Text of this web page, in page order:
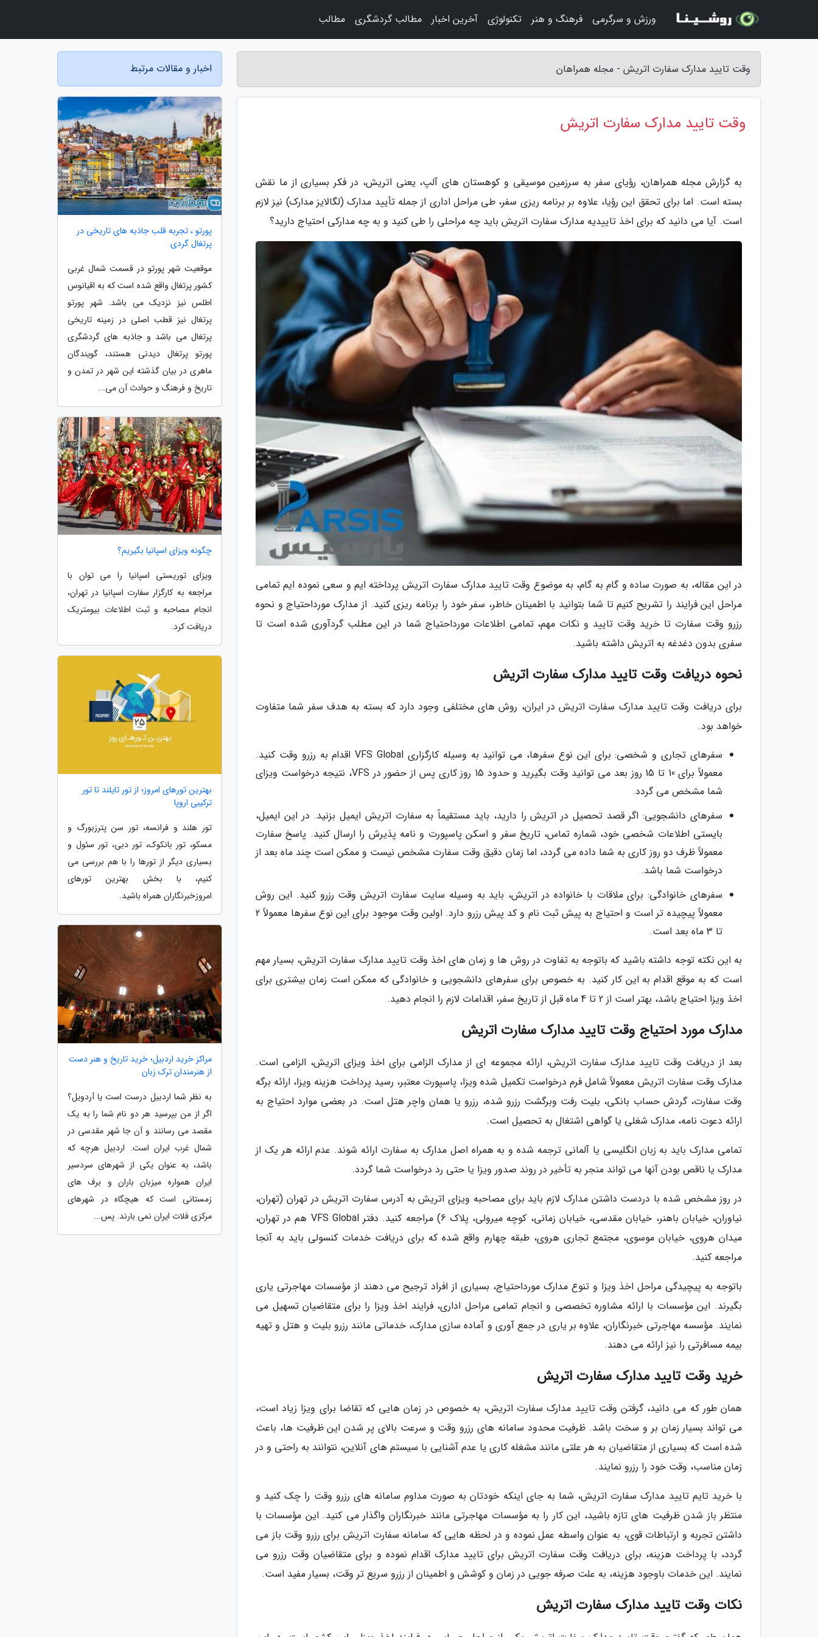
وقت تایید مدارک سفارت اتریش - مجله همراهان
وقت تایید مدارک سفارت اتریش
به گزارش مجله همراهان، رؤیای سفر به سرزمین موسیقی و کوهستان های آلپ، یعنی اتریش، در فکر بسیاری از ما نقش
بسته است. اما برای تحقق این رؤیا، علاوه بر برنامه ریزی سفر، طی مراحل اداری از جمله تأیید مدارک (لگالایز مدارک) نیز لازم
است. آیا می دانید که برای اخذ تاییدیه مدارک سفارت اتریش باید چه مراحلی را طی کنید و به چه مدارکی احتیاج دارید؟
در این مقاله، به صورت ساده و گام به گام، به موضوع وقت تایید مدارک سفارت اتریش پرداخته ایم و سعی نموده ایم تمامی
مراحل این فرایند را تشریح کنیم تا شما بتوانید با اطمینان خاطر، سفر خود را برنامه ریزی کنید. از مدارک مورداحتیاج و نحوه
رزرو وقت سفارت تا خرید وقت تایید و نکات مهم، تمامی اطلاعات مورداحتیاج شما در این مطلب گردآوری شده است تا
سفری بدون دغدغه به اتریش داشته باشید.
نحوه دریافت وقت تایید مدارک سفارت اتریش
برای دریافت وقت تایید مدارک سفارت اتریش در ایران، روش های مختلفی وجود دارد که بسته به هدف سفر شما متفاوت
خواهد بود.
سفرهای تجاری و شخصی: برای این نوع سفرها، می توانید به وسیله کارگزاری VFS Global اقدام به رزرو وقت کنید.
معمولاً برای 10 تا 15 روز بعد می توانید وقت بگیرید و حدود 15 روز کاری پس از حضور در VFS، نتیجه درخواست ویزای
شما مشخص می گردد.
سفرهای دانشجویی: اگر قصد تحصیل در اتریش را دارید، باید مستقیماً به سفارت اتریش ایمیل بزنید. در این ایمیل،
بایستی اطلاعات شخصی خود، شماره تماس، تاریخ سفر و اسکن پاسپورت و نامه پذیرش را ارسال کنید. پاسخ سفارت
معمولاً ظرف دو روز کاری به شما داده می گردد، اما زمان دقیق وقت سفارت مشخص نیست و ممکن است چند ماه بعد از
درخواست شما باشد.
سفرهای خانوادگی: برای ملاقات با خانواده در اتریش، باید به وسیله سایت سفارت اتریش وقت رزرو کنید. این روش
معمولاً پیچیده تر است و احتیاج به پیش ثبت نام و کد پیش رزرو دارد. اولین وقت موجود برای این نوع سفرها معمولاً 2
تا 3 ماه بعد است.
به این نکته توجه داشته باشید که باتوجه به تفاوت در روش ها و زمان های اخذ وقت تایید مدارک سفارت اتریش، بسیار مهم
است که به موقع اقدام به این کار کنید. به خصوص برای سفرهای دانشجویی و خانوادگی که ممکن است زمان بیشتری برای
اخذ ویزا احتیاج باشد، بهتر است از 2 تا 4 ماه قبل از تاریخ سفر، اقدامات لازم را انجام دهید.
مدارک مورد احتیاج وقت تایید مدارک سفارت اتریش
بعد از دریافت وقت تایید مدارک سفارت اتریش، ارائه مجموعه ای از مدارک الزامی برای اخذ ویزای اتریش، الزامی است.
مدارک وقت سفارت اتریش معمولاً شامل فرم درخواست تکمیل شده ویزا، پاسپورت معتبر، رسید پرداخت هزینه ویزا، ارائه برگه
وقت سفارت، گردش حساب بانکی، بلیت رفت وبرگشت رزرو شده، رزرو یا همان واچر هتل است. در بعضی موارد احتیاج به
ارائه دعوت نامه، مدارک شغلی یا گواهی اشتغال به تحصیل است.
تمامی مدارک باید به زبان انگلیسی یا آلمانی ترجمه شده و به همراه اصل مدارک به سفارت ارائه شوند. عدم ارائه هر یک از
مدارک یا ناقص بودن آنها می تواند منجر به تأخیر در روند صدور ویزا یا حتی رد درخواست شما گردد.
در روز مشخص شده با دردست داشتن مدارک لازم باید برای مصاحبه ویزای اتریش به آدرس سفارت اتریش در تهران (تهران،
نیاوران، خیابان باهنر، خیابان مقدسی، خیابان زمانی، کوچه میرولی، پلاک 6) مراجعه کنید. دفتر VFS Global هم در تهران،
میدان هروی، خیابان موسوی، مجتمع تجاری هروی، طبقه چهارم واقع شده که برای دریافت خدمات کنسولی باید به آنجا
مراجعه کنید.
باتوجه به پیچیدگی مراحل اخذ ویزا و تنوع مدارک مورداحتیاج، بسیاری از افراد ترجیح می دهند از مؤسسات مهاجرتی یاری
بگیرند. این مؤسسات با ارائه مشاوره تخصصی و انجام تمامی مراحل اداری، فرایند اخذ ویزا را برای متقاضیان تسهیل می
نمایند. مؤسسه مهاجرتی خبرنگاران، علاوه بر یاری در جمع آوری و آماده سازی مدارک، خدماتی مانند رزرو بلیت و هتل و تهیه
بیمه مسافرتی را نیز ارائه می دهند.
خرید وقت تایید مدارک سفارت اتریش
همان طور که می دانید، گرفتن وقت تایید مدارک سفارت اتریش، به خصوص در زمان هایی که تقاضا برای ویزا زیاد است،
می تواند بسیار زمان بر و سخت باشد. ظرفیت محدود سامانه های رزرو وقت و سرعت بالای پر شدن این ظرفیت ها، باعث
شده است که بسیاری از متقاضیان به هر علتی مانند مشغله کاری یا عدم آشنایی با سیستم های آنلاین، نتوانند به راحتی و در
زمان مناسب، وقت خود را رزرو نمایند.
با خرید تایم تایید مدارک سفارت اتریش، شما به جای اینکه خودتان به صورت مداوم سامانه های رزرو وقت را چک کنید و
منتظر باز شدن ظرفیت های تازه باشید، این کار را به مؤسسات مهاجرتی مانند خبرنگاران واگذار می کنید. این مؤسسات با
داشتن تجربه و ارتباطات قوی، به عنوان واسطه عمل نموده و در لحظه هایی که سامانه سفارت اتریش برای رزرو وقت باز می
گردد، با پرداخت هزینه، برای دریافت وقت سفارت اتریش برای تایید مدارک اقدام نموده و برای متقاضیان وقت رزرو می
نمایند. این خدمات باوجود هزینه، به علت صرفه جویی در زمان و کوشش و اطمینان از رزرو سریع تر وقت، بسیار مفید است.
نکات وقت تایید مدارک سفارت اتریش
اخبار و مقالات مرتبط
پورتو ، تجربه قلب جاذبه های تاریخی در
پرتغال گردی
موقعیت شهر پورتو در قسمت شمال غربی
کشور پرتغال واقع شده است که به اقیانوس
اطلس نیز نزدیک می باشد. شهر پورتو
پرتغال نیز قطب اصلی در زمینه تاریخی
پرتغال می باشد و جاذبه های گردشگری
پورتو پرتغال دیدنی هستند، گویندگان
ماهری در بیان گذشته این شهر در تمدن و
تاریخ و فرهنگ و حوادث آن می...
چگونه ویزای اسپانیا بگیریم؟
ویزای توریستی اسپانیا را می توان با
مراجعه به کارگزار سفارت اسپانیا در تهران،
انجام مصاحبه و ثبت اطلاعات بیومتریک
دریافت کرد.
بهترین تورهای امروز؛ از تور تایلند تا تور
ترکیبی اروپا
تور هلند و فرانسه، تور سن پترزبورگ و
مسکو، تور بانکوک، تور دبی، تور سئول و
بسیاری دیگر از تورها را با هم بررسی می
کنیم، با بخش بهترین تورهای
امروزخبرنگاران همراه باشید.
مراکز خرید اردبیل؛ خرید تاریخ و هنر دست
از هنرمندان ترک زبان
به نظر شما اردبیل درست است یا آردویل؟
اگر از من بپرسید هر دو نام شما را به یک
مقصد می رسانند و آن جا شهر مقدسی در
شمال غرب ایران است. اردبیل هرچه که
باشد، به عنوان یکی از شهرهای سردسیر
ایران همواره میزبان باران و برف های
زمستانی است که هیچگاه در شهرهای
مرکزی فلات ایران نمی بارند. پس...
ورزش و سرگرمی فرهنگ و هنر تکنولوژی آخرین اخبار مطالب گردشگری مطالب